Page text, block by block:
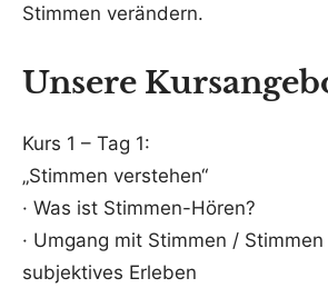
Stimmen verändern.
Unsere
Kurs 1 – Tag 1:
„Stimmen verstehen“
· Was ist Stimmen-Hören?
· Umgang mit Stimmen /
subjektives Erleben